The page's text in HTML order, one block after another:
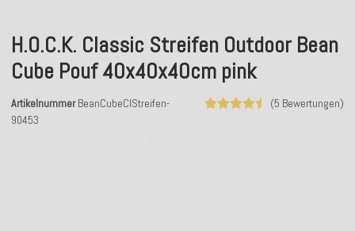
H.O.C.K. Classic Streifen Outdoor Bean
Cube Pouf 40x40x40cm pink
(5 Bewertungen)
Artikelnummer BeanCubeClStreifen-
90453